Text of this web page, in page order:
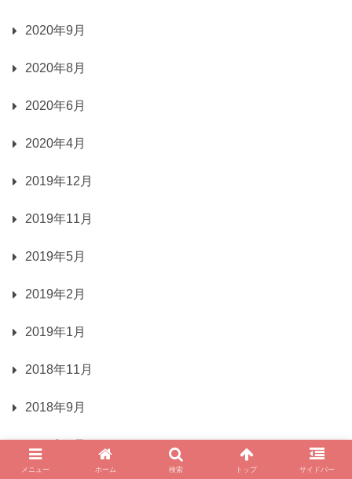
2020年9月
2020年8月
2020年6月
2020年4月
2019年12月
2019年11月
2019年5月
2019年2月
2019年1月
2018年11月
2018年9月
メニュー ホーム 検索 トップ サイドバー